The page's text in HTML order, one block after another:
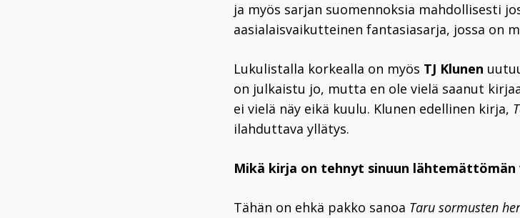
ja myös sarjan suomennoksia mahdollisesti
aasialaisvaikutteinen fantasiasarja, jossa on
Lukulistalla korkealla on myös TJ Klunen
on julkaistu jo, mutta en ole vielä saanut
ei vielä näy eikä kuulu. Klunen edellinen kirja,
ilahduttava yllätys.
Mikä kirja on tehnyt sinuun lähtemättömän
Tähän on ehkä pakko sanoa Taru sormusten